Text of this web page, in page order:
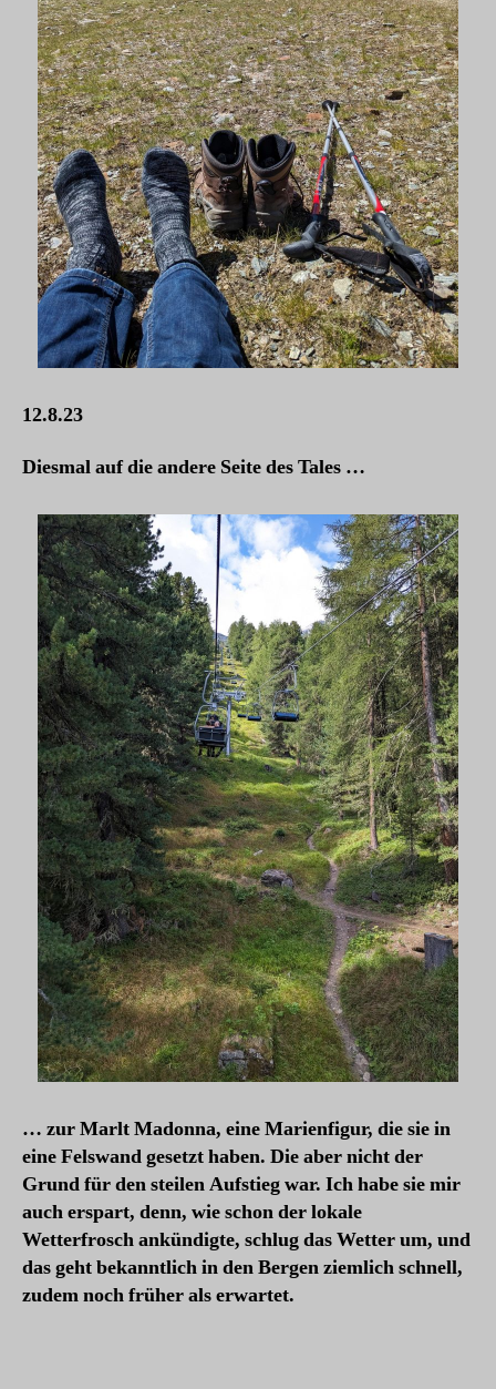
12.8.23
Diesmal auf die andere Seite des Tales …
… zur Marlt Madonna, eine Marienfigur, die sie in
eine Felswand gesetzt haben. Die aber nicht der
Grund für den steilen Aufstieg war. Ich habe sie mir
auch erspart, denn, wie schon der lokale
Wetterfrosch ankündigte, schlug das Wetter um, und
das geht bekanntlich in den Bergen ziemlich schnell,
zudem noch früher als erwartet.